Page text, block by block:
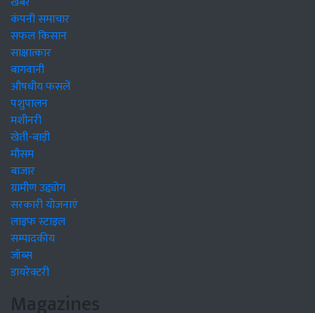
कंपनी समाचार
सफल किसान
साक्षात्कार
बागवानी
औषधीय फसलें
पशुपालन
मशीनरी
खेती-बाड़ी
मौसम
बाजार
ग्रामीण उद्द्योग
सरकारी योजनाएं
लाइफ स्टाइल
सम्पादकीय
जॉब्स
डायरेक्टरी
Magazines